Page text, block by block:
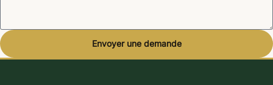
Envoyer une demande